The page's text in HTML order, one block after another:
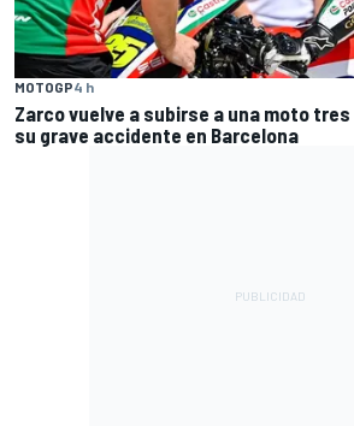
MOTOGP4 h
Zarco vuelve a subirse a una moto
su grave accidente en Barcelona